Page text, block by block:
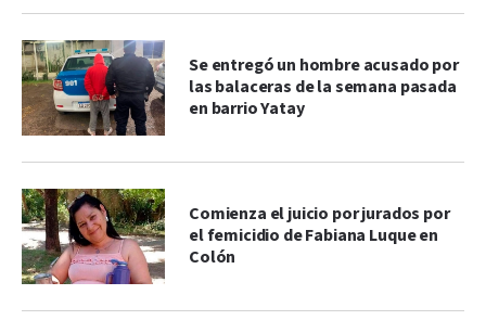
Se entregó un hombre acusado por
las balaceras de la semana pasada
en barrio Yatay
Comienza el juicio por jurados por
el femicidio de Fabiana Luque en
Colón